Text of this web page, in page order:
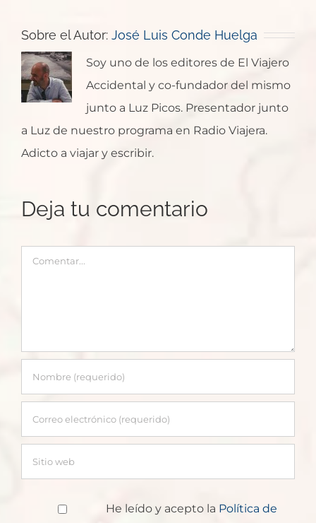
Sobre el Autor: José Luis Conde Huelga
Soy uno de los editores de El Viajero
Accidental y co-fundador del mismo
junto a Luz Picos. Presentador junto
a Luz de nuestro programa en Radio Viajera.
Adicto a viajar y escribir.
Deja tu comentario
Comentar
He leído y acepto la Política de